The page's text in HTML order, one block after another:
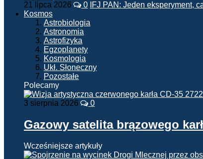
21 lipca 2026 0 IFJ PAN: Jeden eksperyment,
Kosmos
Astrobiologia
Astronomia
Astrofizyka
Egzoplanety
Kosmologia
Ukł. Słoneczny
Pozostałe
Polecamy
3 sierpnia 2026 0
Gazowy satelita brązowego
Wcześniejsze artykuły